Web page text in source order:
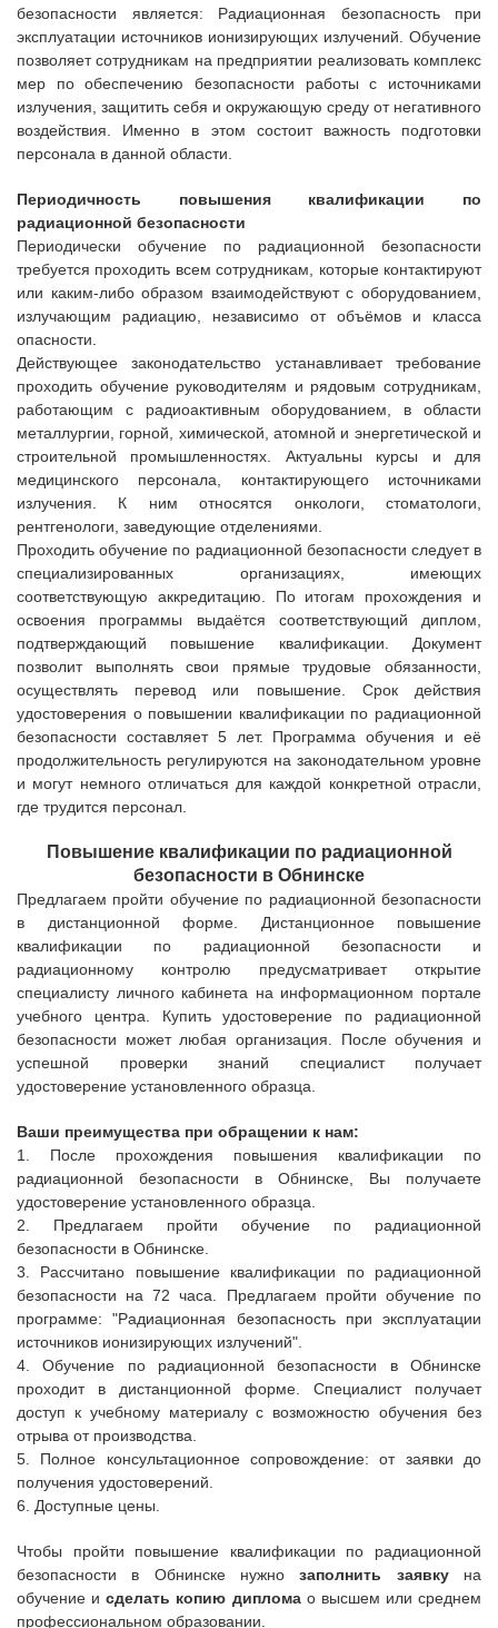
безопасности является: Радиационная безопасность при
эксплуатации источников ионизирующих излучений. Обучение
позволяет сотрудникам на предприятии реализовать комплекс
мер по обеспечению безопасности работы с источниками
излучения, защитить себя и окружающую среду от негативного
воздействия. Именно в этом состоит важность подготовки
персонала в данной области.
Периодичность повышения квалификации по
радиационной безопасности
Периодически обучение по радиационной безопасности
требуется проходить всем сотрудникам, которые контактируют
или каким-либо образом взаимодействуют с оборудованием,
излучающим радиацию, независимо от объёмов и класса
опасности.
Действующее законодательство устанавливает требование
проходить обучение руководителям и рядовым сотрудникам,
работающим с радиоактивным оборудованием, в области
металлургии, горной, химической, атомной и энергетической и
строительной промышленностях. Актуальны курсы и для
медицинского персонала, контактирующего источниками
излучения. К ним относятся онкологи, стоматологи,
рентгенологи, заведующие отделениями.
Проходить обучение по радиационной безопасности следует в
специализированных организациях, имеющих
соответствующую аккредитацию. По итогам прохождения и
освоения программы выдаётся соответствующий диплом,
подтверждающий повышение квалификации. Документ
позволит выполнять свои прямые трудовые обязанности,
осуществлять перевод или повышение. Срок действия
удостоверения о повышении квалификации по радиационной
безопасности составляет 5 лет. Программа обучения и её
продолжительность регулируются на законодательном уровне
и могут немного отличаться для каждой конкретной отрасли,
где трудится персонал.
Повышение квалификации по радиационной
безопасности в Обнинске
Предлагаем пройти обучение по радиационной безопасности
в дистанционной форме. Дистанционное повышение
квалификации по радиационной безопасности и
радиационному контролю предусматривает открытие
специалисту личного кабинета на информационном портале
учебного центра. Купить удостоверение по радиационной
безопасности может любая организация. После обучения и
успешной проверки знаний специалист получает
удостоверение установленного образца.
Ваши преимущества при обращении к нам:
1. После прохождения повышения квалификации по
радиационной безопасности в Обнинске , Вы получаете
удостоверение установленного образца.
2. Предлагаем пройти обучение по радиационной
безопасности в Обнинске
3. Рассчитано повышение квалификации по радиационной
безопасности на 72 часа. Предлагаем пройти обучение по
программе: "Радиационная безопасность при эксплуатации
источников ионизирующих излучений".
4. Обучение по радиационной безопасности вОбнинске
проходит в дистанционной форме.
Специалист получает
доступ к учебному материалу с возможностю обучения без
отрыва от производства.
5. Полное консультационное сопровождение: от заявки до
получения удостоверений.
6. Доступные цены.
Чтобы пройти повышение квалификации по радиационной
безопасности
в Обнинске нужнозаполнить заявкуна
обучение исделать копию дипломао высшем или среднем
профессиональном образовании.